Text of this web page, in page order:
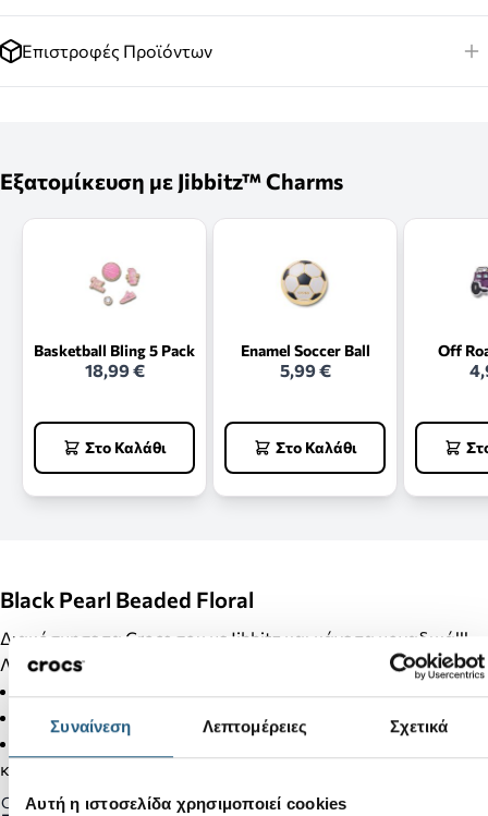
Συναίνεση Λεπτομέρειες Σχετικά
Αυτή η ιστοσελίδα χρησιμοποιεί cookies
Επιστροφές Προϊόντων
Εξατομίκευση με Jibbitz™ Charms
Basketball Bling 5 Pack
18,99 €
Στο Καλάθι
Enamel Soccer Ball
5,99 €
Στο Καλάθι
Off
Black Pearl Beaded Floral
Διακόσμησε τα Crocs σου με Jibbitz και κάνε τα μοναδικά!!!
Λεπτομέρειες Προϊόντος:
Δεν απευθύνεται σε παιδιά κάτω των 3 ετών.
Στα προϊόντα της κατηγορίας Jibbitz δεν γίνονται αλλαγές
και επιστροφές.
Gender: